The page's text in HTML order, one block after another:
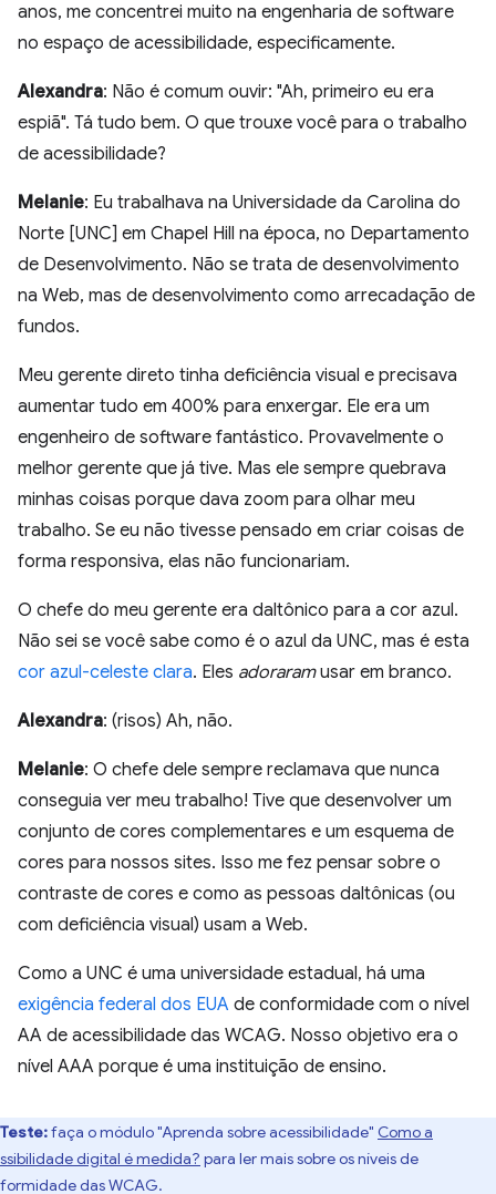
anos, me concentrei muito na engenharia de software
no espaço de acessibilidade, especificamente.
Alexandra: Não é comum ouvir: "Ah, primeiro eu era
espiã". Tá tudo bem. O que trouxe você para o trabalho
de acessibilidade?
Melanie: Eu trabalhava na Universidade da Carolina do
Norte [UNC] em Chapel Hill na época, no Departamento
de Desenvolvimento. Não se trata de desenvolvimento
na Web, mas de desenvolvimento como arrecadação de
fundos.
Meu gerente direto tinha deficiência visual e precisava
aumentar tudo em 400% para enxergar. Ele era um
engenheiro de software fantástico. Provavelmente o
melhor gerente que já tive. Mas ele sempre quebrava
minhas coisas porque dava zoom para olhar meu
trabalho. Se eu não tivesse pensado em criar coisas de
forma responsiva, elas não funcionariam.
O chefe do meu gerente era daltônico para a cor azul.
Não sei se você sabe como é o azul da UNC, mas é esta
cor azul-celeste clara. Eles adoraramusar em branco.
Alexandra: (risos) Ah, não.
Melanie: O chefe dele sempre reclamava que nunca
conseguia ver meu trabalho! Tive que desenvolver um
conjunto de cores complementares e um esquema de
cores para nossos sites. Isso me fez pensar sobre o
contraste de cores e como as pessoas daltônicas (ou
com deficiência visual) usam a Web.
Como a UNC é uma universidade estadual, há uma
exigência federal dos EUA de conformidade com o nível
AA de acessibilidade das WCAG. Nosso objetivo era o
nível AAA porque é uma instituição de ensino.
Teste:faça o módulo "Aprenda sobre acessibilidade" Como a
digital é medida? para ler mais sobre os níveis de
das WCAG.